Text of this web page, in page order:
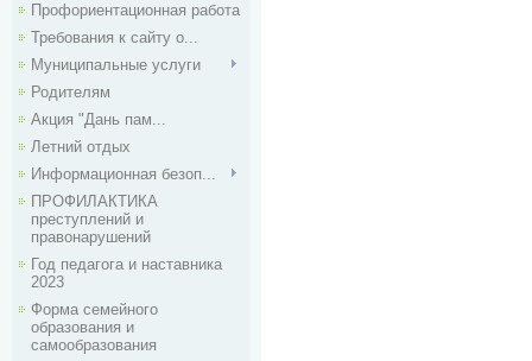
Профориентационная работа
Требования к сайту о...
Муниципальные услуги
Родителям
Акция "Дань пам...
Летний отдых
Информационная безоп...
ПРОФИЛАКТИКА
преступлений и
правонарушений
Год педагога и наставника
2023
Форма семейного
образования и
самообразования